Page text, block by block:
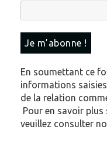
En soumettant ce
informations
de la relation
Pour en savoir
veuillez consulter